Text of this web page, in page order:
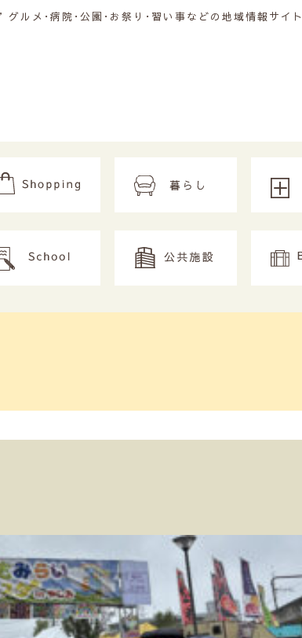
ルメ･病院･公園･お祭り･習い事などの地域情報サイト